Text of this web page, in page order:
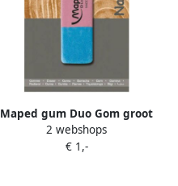
Maped gum Duo Gom groot
formaat blister met 1 stuk
2 webshops
€ 1,-